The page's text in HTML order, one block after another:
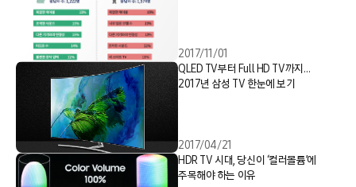
2017/11/01
QLED TV부터 Full HD TV까지…
2017년 삼성 TV 한눈에 보기
2017/04/21
HDR TV 시대, 당신이 ‘컬러볼륨’에
주목해야 하는 이유